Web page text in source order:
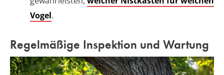
Vogel.
Regelmäßige Inspektion und Wartung